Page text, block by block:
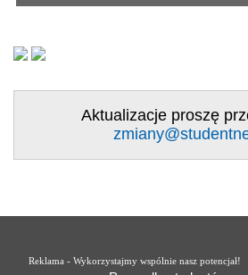
Aktualizacje proszę
Reklama - Wykorzystajmy wspólnie nasz potencjał!